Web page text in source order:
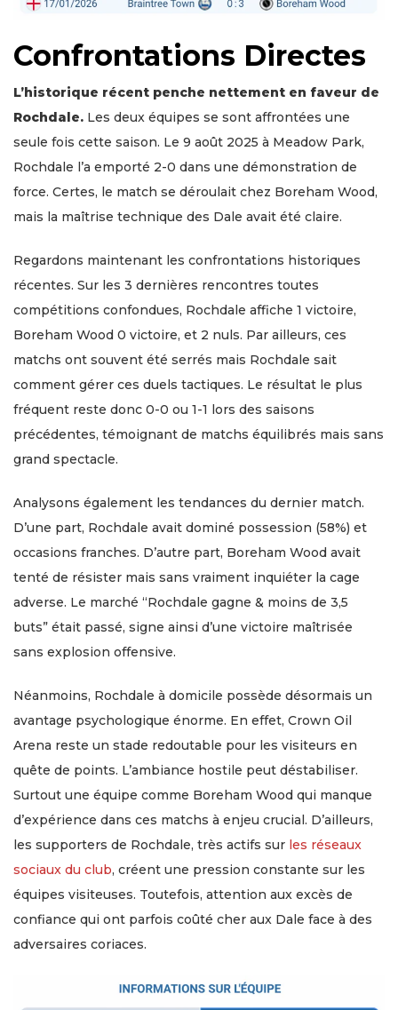
Confrontations Directes
L’historique récent penche nettement en faveur de
Rochdale. Les deux équipes se sont affrontées une
seule fois cette saison. Le 9 août 2025 à Meadow Park,
Rochdale l’a emporté 2-0 dans une démonstration de
force. Certes, le match se déroulait chez Boreham Wood,
mais la maîtrise technique des Dale avait été claire.
Regardons maintenant les confrontations historiques
récentes. Sur les 3 dernières rencontres toutes
compétitions confondues, Rochdale affiche 1 victoire,
Boreham Wood 0 victoire, et 2 nuls. Par ailleurs, ces
matchs ont souvent été serrés mais Rochdale sait
comment gérer ces duels tactiques. Le résultat le plus
fréquent reste donc 0-0 ou 1-1 lors des saisons
précédentes, témoignant de matchs équilibrés mais sans
grand spectacle.
Analysons également les tendances du dernier match.
D’une part, Rochdale avait dominé possession (58%) et
occasions franches. D’autre part, Boreham Wood avait
tenté de résister mais sans vraiment inquiéter la cage
adverse. Le marché “Rochdale gagne & moins de 3,5
buts” était passé, signe ainsi d’une victoire maîtrisée
sans explosion offensive.
Néanmoins, Rochdale à domicile possède désormais un
avantage psychologique énorme. En effet, Crown Oil
Arena reste un stade redoutable pour les visiteurs en
quête de points. L’ambiance hostile peut déstabiliser.
Surtout une équipe comme Boreham Wood qui manque
d’expérience dans ces matchs à enjeu crucial. D’ailleurs,
les supporters de Rochdale, très actifs sur les réseaux
sociaux du club, créent une pression constante sur les
équipes visiteuses. Toutefois, attention aux excès de
confiance qui ont parfois coûté cher aux Dale face à des
adversaires coriaces.